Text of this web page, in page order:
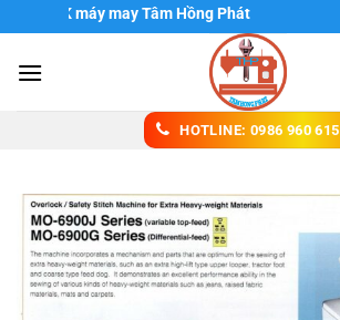
đến
nội
XNK máy may Tâm Hồng Phát
HOTLINE: 0986 960 615